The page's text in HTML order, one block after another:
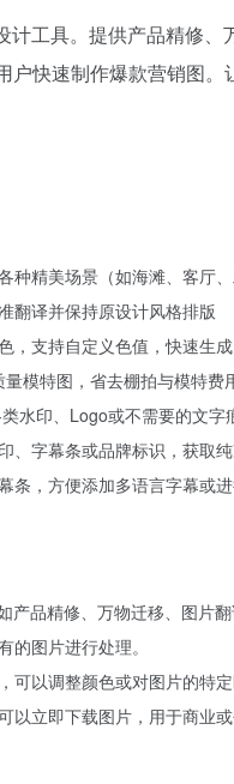
工具。提供产品精修
快速制作爆款营销图。
精美场景（如海滩、客厅
翻译并保持原设计风格排版
支持自定义色值，快速生
模特图，省去棚拍与模特费
水印、Logo或不需要的文字
字幕条或品牌标识，获取纯
，方便添加多语言字幕或进
品精修、万物迁移、图片翻
图片进行处理。
以调整颜色或对图片的特定
立即下载图片，用于商业或